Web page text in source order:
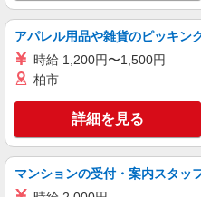
介護スタッ
務先から選べ
未経験：
る） 経験者：
払い/週払い/月
時にご相談く
当社規定あり
駅」 ◆JR磐越
駅」 ★そ
キープ
アルバイト パート 派遣社員
アパレル用品や雑貨のピッキン
時給 1,200円〜1,500円
柏市
詳細を見る
マンションの受付・案内スタッ